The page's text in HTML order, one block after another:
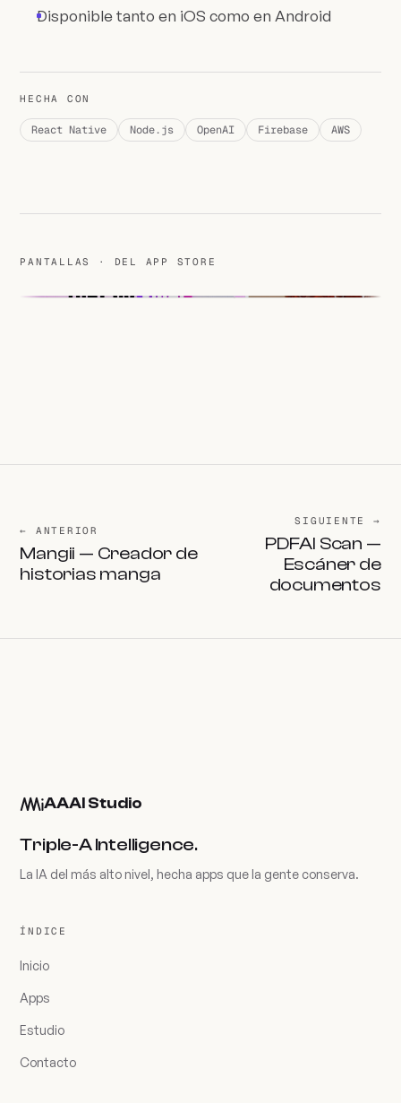
Disponible tanto en iOS como en Android
HECHA CON
React Native Node.js OpenAI Firebase AWS
PANTALLAS · DEL APP STORE
← ANTERIOR
Mangii — Creador de
historias manga
SIGUIENTE →
PDFAI Scan —
Escáner de
documentos
AAAI Studio
Triple-A Intelligence.
La IA del más alto nivel, hecha apps que la gente conserva.
ÍNDICE
Inicio
Apps
Estudio
Contacto